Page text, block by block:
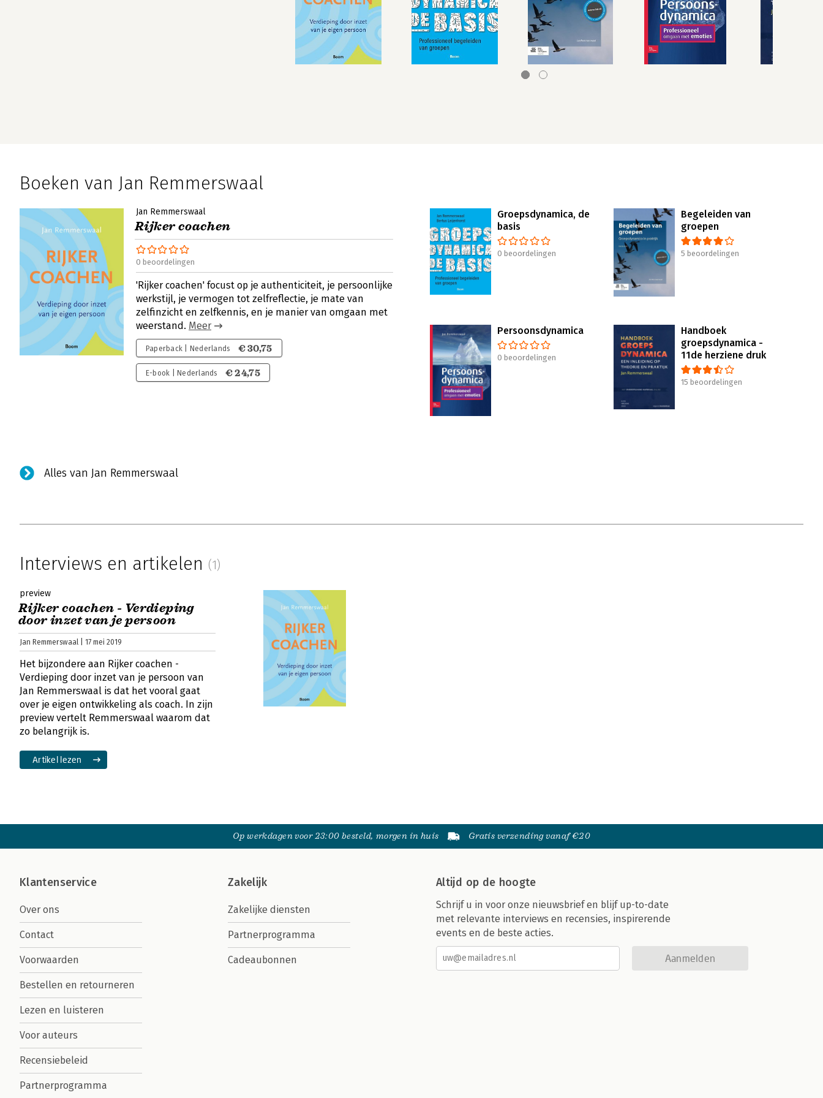
Boeken van Jan Remmerswaal
Jan Remmerswaal
Rijker coachen
0 beoordelingen
'Rijker coachen' focust op je authenticiteit, je persoonlijke
werkstijl, je vermogen tot zelfreflectie, je mate van
zelfinzicht en zelfkennis, en je manier van omgaan met
weerstand. Meer
Paperback | Nederlands € 30,75
E-book | Nederlands € 24,75
Groepsdynamica, de
basis
0 beoordelingen
Begeleiden van
groepen
5 beoordelingen
Persoonsdynamica
0 beoordelingen
Handboek
groepsdynamica -
11de herziene druk
15 beoordelingen
Alles van Jan Remmerswaal
Interviews en artikelen (1)
preview
Rijker coachen - Verdieping
door inzet van je persoon
Jan Remmerswaal | 17 mei 2019
Het bijzondere aan Rijker coachen -
Verdieping door inzet van je persoon van
Jan Remmerswaal is dat het vooral gaat
over je eigen ontwikkeling als coach. In zijn
preview vertelt Remmerswaal waarom dat
zo belangrijk is.
Artikel lezen
Op werkdagen voor 23:00 besteld, morgen in huis Gratis verzending vanaf €20
Klantenservice
Over ons
Contact
Voorwaarden
Bestellen en retourneren
Lezen en luisteren
Voor auteurs
Recensiebeleid
Partnerprogramma
Zakelijk
Zakelijke diensten
Partnerprogramma
Cadeaubonnen
Altijd op de hoogte
Schrijf u in voor onze nieuwsbrief en blijf up-to-date
met relevante interviews en recensies, inspirerende
events en de beste acties.
Aanmelden